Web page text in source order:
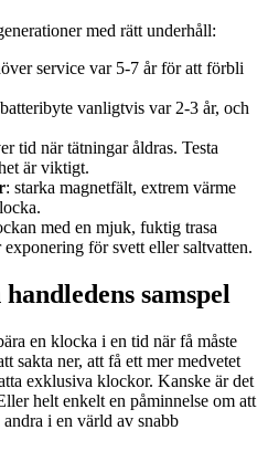
med rätt underhåll:
service var 5-7 år för att förbli
vanligtvis var 2-3 år, och
tid när tätningar åldras. Testa
är viktigt.
: starka magnetfält, extrem värme
med en mjuk, fuktig trasa
för svett eller saltvatten.
samspel
en klocka i en tid när få måste
sakta ner, att få ett mer medvetet
exklusiva klockor. Kanske är det
helt enkelt en påminnelse om att
andra i en värld av snabb